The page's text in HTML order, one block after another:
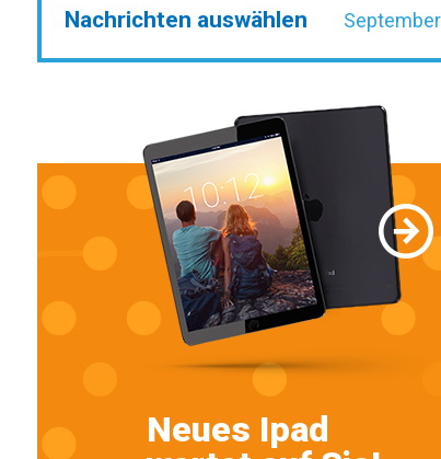
Nachrichten auswählen
Neues Ipad